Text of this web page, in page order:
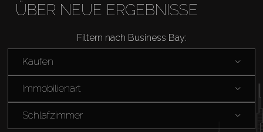
ÜBER NEUE ERGEBNISSE
Filtern nach Business Bay:
Kaufen
Immobilienart
Schlafzimmer